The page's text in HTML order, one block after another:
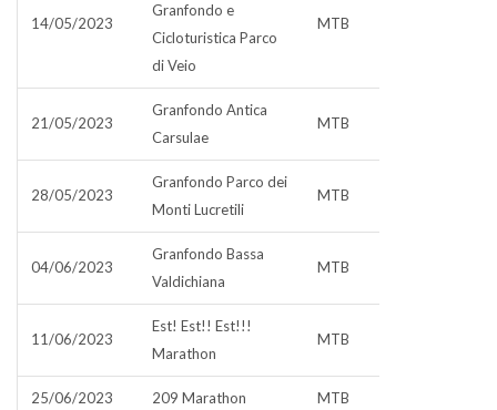
14/05/2023
Granfondo e
Cicloturistica Parco
di Veio
MTB
21/05/2023
Granfondo Antica
Carsulae
MTB
28/05/2023
Granfondo Parco dei
Monti Lucretili
MTB
04/06/2023
Granfondo Bassa
Valdichiana
MTB
11/06/2023
Est! Est!! Est!!!
Marathon
MTB
25/06/2023 209 Marathon MTB